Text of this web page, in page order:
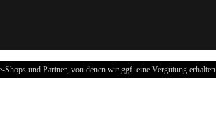
und Partner, von denen wir ggf. eine Vergütung erhalten.